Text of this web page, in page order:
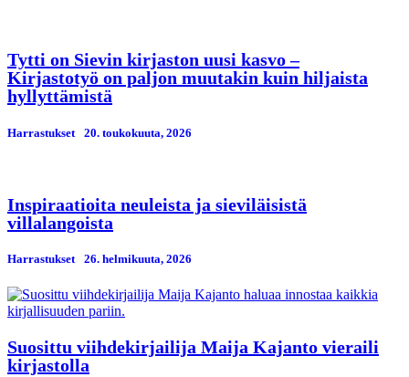
Tytti on Sievin kirjaston uusi kasvo –
Kirjastotyö on paljon muutakin kuin hiljaista
hyllyttämistä
Harrastukset 20. toukokuuta, 2026
Inspiraatioita neuleista ja sieviläisistä
villalangoista
Harrastukset 26. helmikuuta, 2026
Suosittu viihdekirjailija Maija Kajanto vieraili
kirjastolla